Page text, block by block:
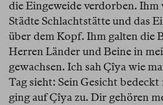
die Eingeweide verdorben. Ihm
Städte Schlachtstätte und das
über dem Kopf. Ihm galten die
Herren Länder und Beine in
gewachsen. Ich sah Çîya wie
Tag sieht: Sein Gesicht
ging auf Çîya zu. Dir gehören